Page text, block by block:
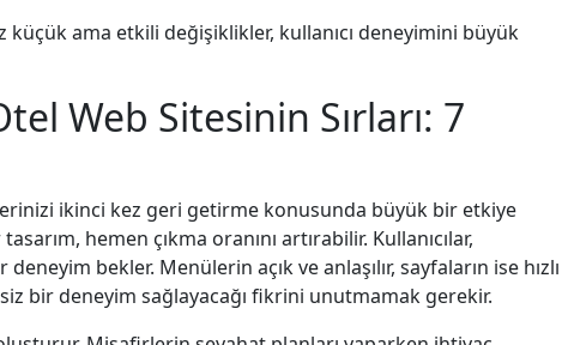
küçük ama etkili değişiklikler, kullanıcı deneyimini büyük
Web Sitesinin Sırları: 7
ikinci kez geri getirme konusunda büyük bir etkiye
hemen çıkma oranını artırabilir. Kullanıcılar,
bekler. Menülerin açık ve anlaşılır, sayfaların ise hızlı
bir deneyim sağlayacağı fikrini unutmamak gerekir.